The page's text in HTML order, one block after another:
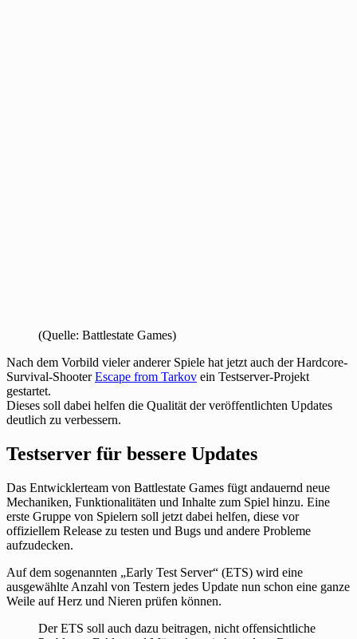
(Quelle: Battlestate Games)
Nach dem Vorbild vieler anderer Spiele hat jetzt auch der Hardcore-
Survival-ShooterEscape from Tarkov ein Testserver-Projekt
gestartet.
Dieses soll dabei helfen die Qualität der veröffentlichten Updates
deutlich zu verbessern.
Testserver für bessere Updates
Das Entwicklerteam von Battlestate Games fügt andauernd neue
Mechaniken, Funktionalitäten und Inhalte zum Spiel hinzu. Eine
erste Gruppe von Spielern soll jetzt dabei helfen, diese vor
offiziellem Release zu testen und Bugs und andere Probleme
aufzudecken.
Auf dem sogenannten „Early Test Server“ (ETS) wird eine
ausgewählte Anzahl von Testern jedes Update nun schon eine ganze
Weile auf Herz und Nieren prüfen können.
Der ETS soll auch dazu beitragen, nicht offensichtliche